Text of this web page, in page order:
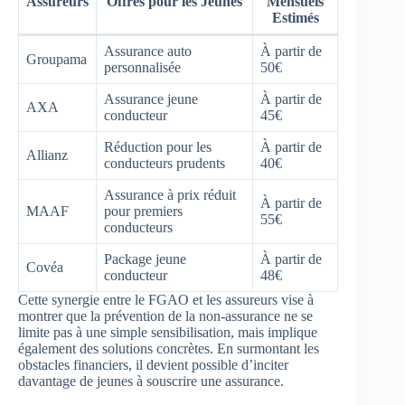
Estimés
Groupama
Assurance auto
personnalisée
À partir de
50€
AXA
Assurance jeune
conducteur
À partir de
45€
Allianz
Réduction pour les
conducteurs prudents
À partir de
40€
MAAF
Assurance à prix réduit
pour premiers
conducteurs
À partir de
55€
Covéa
Package jeune
conducteur
À partir de
48€
Cette synergie entre le FGAO et les assureurs vise à
montrer que la prévention de la non-assurance ne se
limite pas à une simple sensibilisation, mais implique
également des solutions concrètes. En surmontant les
obstacles financiers, il devient possible d’inciter
davantage de jeunes à souscrire une assurance.